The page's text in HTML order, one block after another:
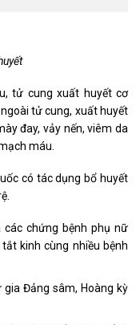
tử cung xuất huyết cơ
tử cung, xuất huyết
đay, vảy nến, viêm da
máu.
có tác dụng bổ huyết
các chứng bệnh phụ nữ
kinh cùng nhiều bệnh
Đảng sâm, Hoàng kỳ